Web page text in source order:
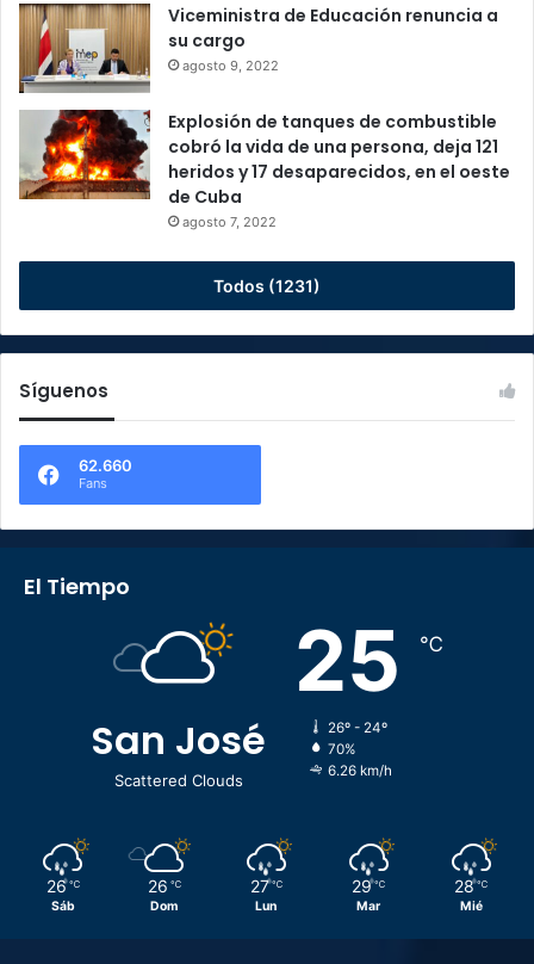
Viceministra de Educación renuncia a
su cargo
agosto 9, 2022
Explosión de tanques de combustible
cobró la vida de una persona, deja 121
heridos y 17 desaparecidos, en el oeste
de Cuba
agosto 7, 2022
Todos (1231)
Síguenos
62.660
Fans
El Tiempo
San José
Scattered Clouds
25 ℃
26º - 24º
70%
6.26 km/h
26 ℃
Sáb
26 ℃
Dom
27 ℃
Lun
29 ℃
Mar
28 ℃
Mié